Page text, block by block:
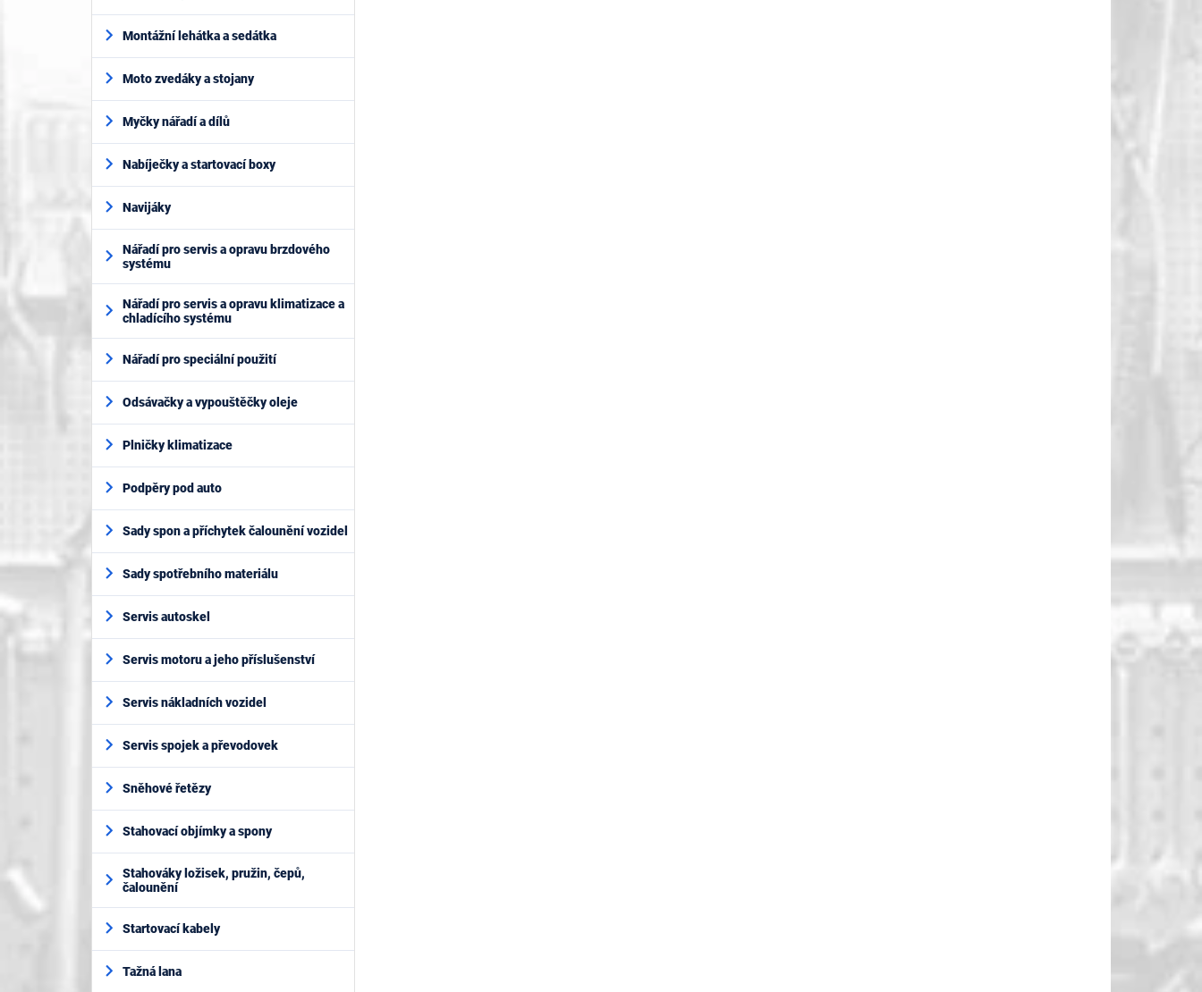
Montážní lehátka a sedátka
Moto zvedáky a stojany
Myčky nářadí a dílů
Nabíječky a startovací boxy
Navijáky
Nářadí pro servis a opravu brzdového
systému
Nářadí pro servis a opravu klimatizace a
chladícího systému
Nářadí pro speciální použití
Odsávačky a vypouštěčky oleje
Plničky klimatizace
Podpěry pod auto
Sady spon a příchytek čalounění vozidel
Sady spotřebního materiálu
Servis autoskel
Servis motoru a jeho příslušenství
Servis nákladních vozidel
Servis spojek a převodovek
Sněhové řetězy
Stahovací objímky a spony
Stahováky ložisek, pružin, čepů,
čalounění
Startovací kabely
Tažná lana